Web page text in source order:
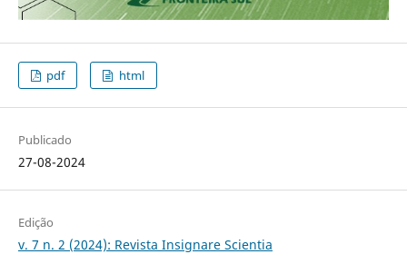
pdf html
Publicado
27-08-2024
Edição
v. 7 n. 2 (2024): Revista Insignare Scientia